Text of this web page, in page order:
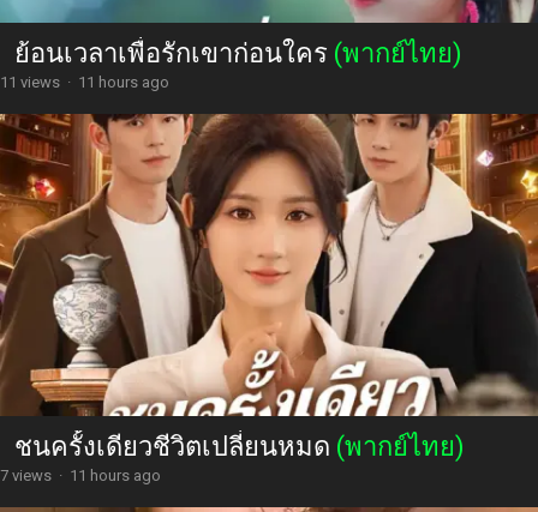
ย้อนเวลาเพื่อรักเขาก่อนใคร (พากย์ไทย)
11 views · 11 hours ago
ชนครั้งเดียวชีวิตเปลี่ยนหมด (พากย์ไทย)
7 views · 11 hours ago